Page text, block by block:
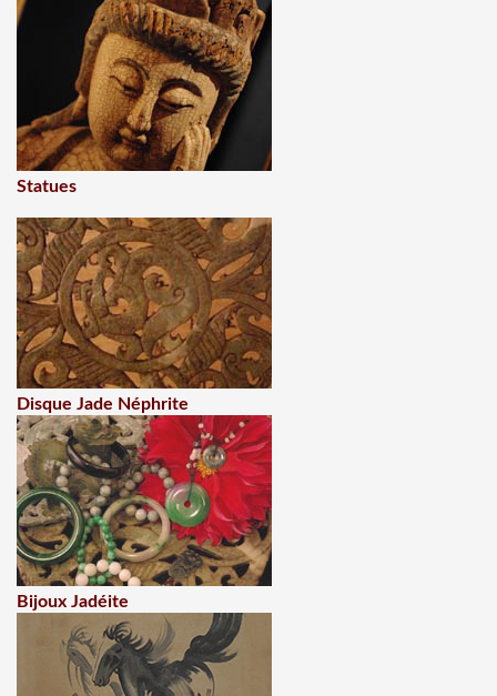
Statues
Disque Jade Néphrite
Bijoux Jadéite